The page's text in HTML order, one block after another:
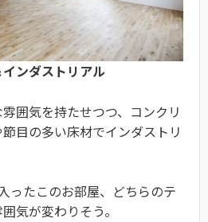
ンダストリアル
囲気を持たせつつ、コンクリ
目の多い床材でインダストリ
ったこのお部屋、どちらのテ
気が変わりそう。